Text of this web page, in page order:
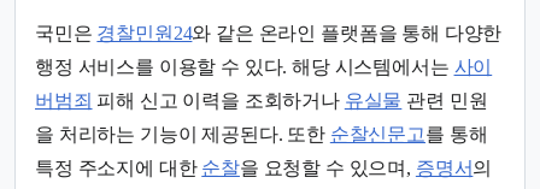
국민은 경찰민원24와 같은 온라인 플랫폼을 통해 다양한
행정 서비스를 이용할 수 있다. 해당 시스템에서는 사이
버범죄 피해 신고 이력을 조회하거나 유실물 관련 민원
을 처리하는 기능이 제공된다. 또한 순찰신문고를 통해
특정 주소지에 대한 순찰을 요청할 수 있으며, 증명서의